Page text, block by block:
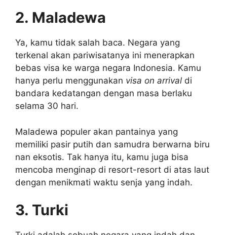
2. Maladewa
Ya, kamu tidak salah baca. Negara yang
terkenal akan pariwisatanya ini menerapkan
bebas visa ke warga negara Indonesia. Kamu
hanya perlu menggunakan visa on arrival di
bandara kedatangan dengan masa berlaku
selama 30 hari.
Maladewa populer akan pantainya yang
memiliki pasir putih dan samudra berwarna biru
nan eksotis. Tak hanya itu, kamu juga bisa
mencoba menginap di resort-resort di atas laut
dengan menikmati waktu senja yang indah.
3. Turki